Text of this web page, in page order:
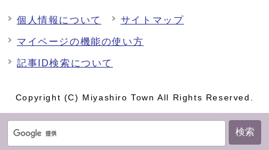
検索
個人情報について サイトマップ
マイページの機能の使い方
記事ID検索について
Copyright (C) Miyashiro Town All Rights Reserved.